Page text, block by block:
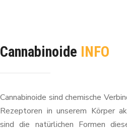
Cannabinoide INFO
Cannabinoide sind chemische
Rezeptoren in unserem Körper
sind die natürlichen Formen